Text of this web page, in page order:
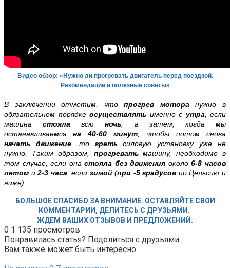
Видео обзор: «Нужно ли прогревать двигатель перед поездкой.
Рекомендации и полезные советы»
В заключении отметим, чтопрогрев мотора нужно в
обязательном порядке осуществлять именно с утра , если
машинастояла всюночь , а затем, когда мы
останавливаемся на 40-60 минут , чтобы потом снова
начать движение, то гретьсиловую установку уже не
нужно. Таким образом, прогреватьмашину, необходимо в
том случае, если онастояла без движения около6-8 часов
летом и2-3 часа , если зимой(при -5 градусов по Цельсию и
ниже).
БОЛЬШОЕ СПАСИБО ЗА ВНИМАНИЕ. ОСТАВЛЯЙТЕ СВОИ
КОММЕНТАРИИ, ДЕЛИТЕСЬ С ДРУЗЬЯМИ.
ЖДЕМ ВАШИХ ОТЗЫВОВ И ПРЕДЛОЖЕНИЙ.
0 1 135 просмотров
Понравилась статья? Поделиться с друзьями:
Вам также может быть интересно